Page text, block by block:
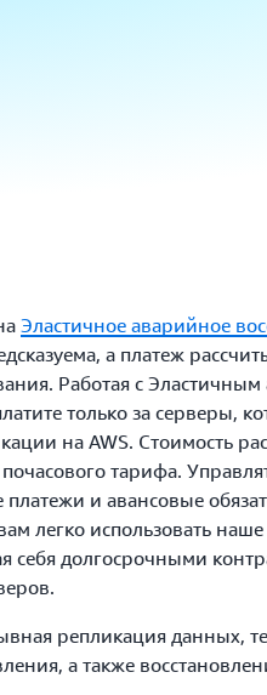
Эластичное аварийное
а платеж
Работая с
только за серверы,
на AWS. Стоимость
тарифа.
и авансовые
легко использовать
себя долгосрочными
репликация данных,
а также